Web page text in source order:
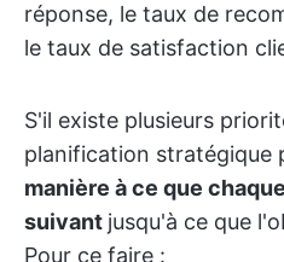
réponse, le taux de
le taux de satisfaction
S'il existe plusieurs
planification stratégique
manière à ce que
suivant jusqu'à ce que
Pour ce faire :